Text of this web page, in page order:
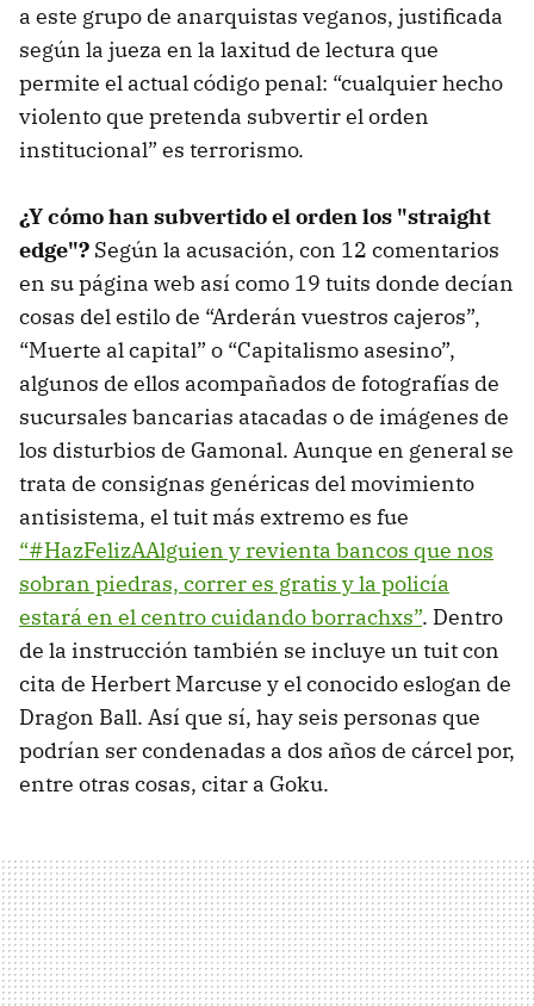
a este grupo de anarquistas veganos, justificada
según la jueza en la laxitud de lectura que
permite el actual código penal: “cualquier hecho
violento que pretenda subvertir el orden
institucional” es terrorismo.
¿Y cómo han subvertido el orden los "straight
edge"? Según la acusación, con 12 comentarios
en su página web así como 19 tuits donde decían
cosas del estilo de “Arderán vuestros cajeros”,
“Muerte al capital” o “Capitalismo asesino”,
algunos de ellos acompañados de fotografías de
sucursales bancarias atacadas o de imágenes de
los disturbios de Gamonal. Aunque en general se
trata de consignas genéricas del movimiento
antisistema, el tuit más extremo es fue
“#HazFelizAAlguien y revienta bancos que nos
sobran piedras, correr es gratis y la policía
estará en el centro cuidando borrachxs”. Dentro
de la instrucción también se incluye un tuit con
cita de Herbert Marcuse y el conocido eslogan de
Dragon Ball. Así que sí, hay seis personas que
podrían ser condenadas a dos años de cárcel por,
entre otras cosas, citar a Goku.